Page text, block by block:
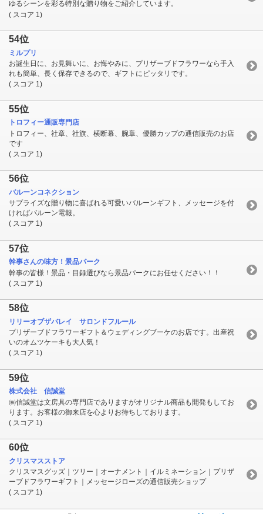
ゆるシーンを彩る特別な贈り物をご紹介しています。
( スコア 1)
54位
ミルプリ
お誕生日に、お見舞いに、お悔やみに、プリザーブドフラワーなら手入
れも簡単、長く保存できるので、ギフトにピッタリです。
( スコア 1)
55位
トロフィー通販専門店
トロフィー、社章、社旗、横断幕、腕章、優勝カップの通信販売のお店
です
( スコア 1)
56位
バルーンコネクション
サプライズな贈り物に喜ばれる可愛いバルーンギフト、メッセージを付
ければバルーン電報。
( スコア 1)
57位
幹事さんの味方！景品パーク
幹事の皆様！景品・目録選びなら景品パークにお任せください！！
( スコア 1)
58位
リリーオブザバレイ サロンドフルール
プリザーブドフラワーギフト＆ウェディングブーケのお店です。出産祝
いのオムツケーキも大人気！
( スコア 1)
59位
株式会社 信誠堂
㈱信誠堂は文房具の専門店でありますがオリジナル商品も開発もしてお
ります。お客様の御来店を心よりお待ちしております。
( スコア 1)
60位
クリスマスストア
クリスマスグッズ｜ツリー｜オーナメント｜イルミネーション｜プリザ
ーブドフラワーギフト｜メッセージローズの通信販売ショップ
( スコア 1)